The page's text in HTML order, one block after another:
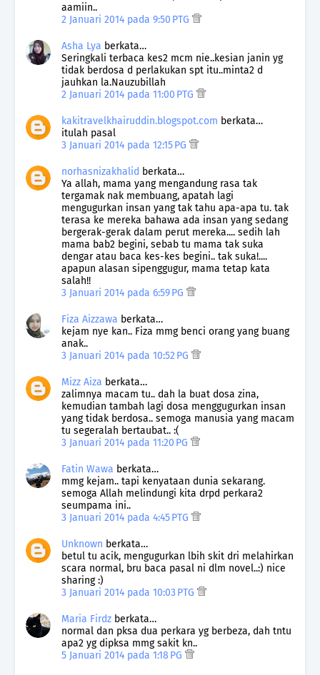
aamiin..
2 Januari 2014 pada 9:50 PTG
Asha Lya berkata…
Seringkali terbaca kes2 mcm nie..kesian janin yg
tidak berdosa d perlakukan spt itu..minta2 d
jauhkan la.Nauzubillah
2 Januari 2014 pada 11:00 PTG
kakitravelkhairuddin.blogspot.com berkata…
itulah pasal
3 Januari 2014 pada 12:15 PG
norhasnizakhalid berkata…
Ya allah, mama yang mengandung rasa tak
tergamak nak membuang, apatah lagi
mengugurkan insan yang tak tahu apa-apa tu. tak
terasa ke mereka bahawa ada insan yang sedang
bergerak-gerak dalam perut mereka.... sedih lah
mama bab2 begini, sebab tu mama tak suka
dengar atau baca kes-kes begini.. tak suka!....
apapun alasan sipenggugur, mama tetap kata
salah!!
3 Januari 2014 pada 6:59 PG
Fiza Aizzawa berkata…
kejam nye kan.. Fiza mmg benci orang yang buang
anak..
3 Januari 2014 pada 10:52 PG
Mizz Aiza berkata…
zalimnya macam tu.. dah la buat dosa zina,
kemudian tambah lagi dosa menggugurkan insan
yang tidak berdosa.. semoga manusia yang macam
tu segeralah bertaubat.. :(
3 Januari 2014 pada 11:20 PG
Fatin Wawa berkata…
mmg kejam.. tapi kenyataan dunia sekarang.
semoga Allah melindungi kita drpd perkara2
seumpama ini..
3 Januari 2014 pada 4:45 PTG
Unknown berkata…
betul tu acik, mengugurkan lbih skit dri melahirkan
scara normal, bru baca pasal ni dlm novel..:) nice
sharing :)
3 Januari 2014 pada 10:03 PTG
Maria Firdz berkata…
normal dan pksa dua perkara yg berbeza, dah tntu
apa2 yg dipksa mmg sakit kn..
5 Januari 2014 pada 1:18 PG